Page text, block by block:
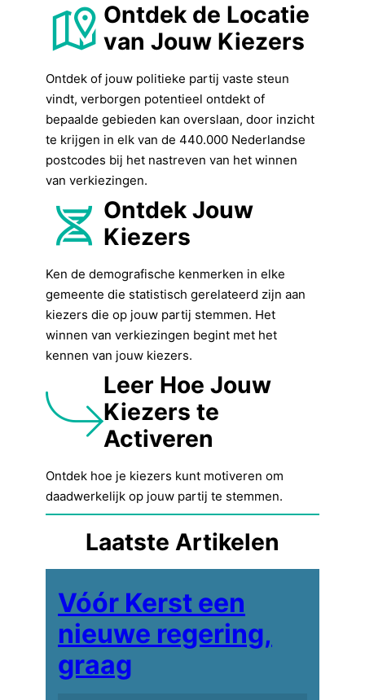
Ontdek de Locatie
van Jouw Kiezers
Ontdek of jouw politieke partij vaste steun
vindt, verborgen potentieel ontdekt of
bepaalde gebieden kan overslaan, door inzicht
te krijgen in elk van de 440.000 Nederlandse
postcodes bij het nastreven van het winnen
van verkiezingen.
Ontdek Jouw
Kiezers
Ken de demografische kenmerken in elke
gemeente die statistisch gerelateerd zijn aan
kiezers die op jouw partij stemmen. Het
winnen van verkiezingen begint met het
kennen van jouw kiezers.
Leer Hoe Jouw
Kiezers te
Activeren
Ontdek hoe je kiezers kunt motiveren om
daadwerkelijk op jouw partij te stemmen.
Laatste Artikelen
Vóór Kerst een
nieuwe regering,
graag